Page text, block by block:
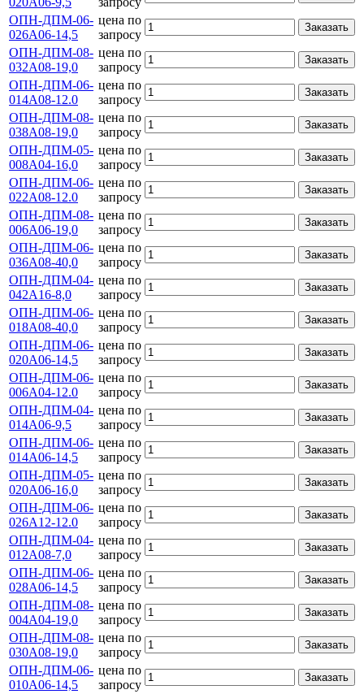
ОПН-ДПМ-06-
026А06-14,5
цена по
запросу
Заказать
ОПН-ДПМ-08-
032А08-19,0
цена по
запросу
Заказать
ОПН-ДПМ-06-
014А08-12.0
цена по
запросу
Заказать
ОПН-ДПМ-08-
038А08-19,0
цена по
запросу
Заказать
ОПН-ДПМ-05-
008А04-16,0
цена по
запросу
Заказать
ОПН-ДПМ-06-
022А08-12.0
цена по
запросу
Заказать
ОПН-ДПМ-08-
006А06-19,0
цена по
запросу
Заказать
ОПН-ДПМ-06-
036А08-40,0
цена по
запросу
Заказать
ОПН-ДПМ-04-
042А16-8,0
цена по
запросу
Заказать
ОПН-ДПМ-06-
018А08-40,0
цена по
запросу
Заказать
ОПН-ДПМ-06-
020А06-14,5
цена по
запросу
Заказать
ОПН-ДПМ-06-
006А04-12.0
цена по
запросу
Заказать
ОПН-ДПМ-04-
014А06-9,5
цена по
запросу
Заказать
ОПН-ДПМ-06-
014А06-14,5
цена по
запросу
Заказать
ОПН-ДПМ-05-
020А06-16,0
цена по
запросу
Заказать
ОПН-ДПМ-06-
026А12-12.0
цена по
запросу
Заказать
ОПН-ДПМ-04-
012А08-7,0
цена по
запросу
Заказать
ОПН-ДПМ-06-
028А06-14,5
цена по
запросу
Заказать
ОПН-ДПМ-08-
004А04-19,0
цена по
запросу
Заказать
ОПН-ДПМ-08-
030А08-19,0
цена по
запросу
Заказать
ОПН-ДПМ-06-
010А06-14,5
цена по
запросу
Заказать